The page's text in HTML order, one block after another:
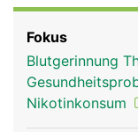
Rubriken
normalerweise
Blut aus der
Arterien des
Fokus
Blutgerinnung
Nikotinkonsum